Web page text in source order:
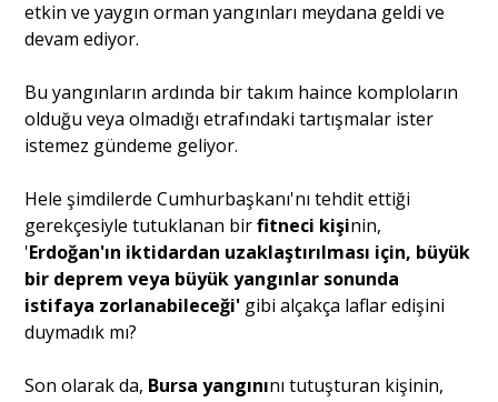
etkin ve yaygın orman yangınları meydana geldi ve
devam ediyor.
Bu yangınların ardında bir takım haince komploların
olduğu veya olmadığı etrafındaki tartışmalar ister
istemez gündeme geliyor.
Hele şimdilerde Cumhurbaşkanı'nı tehdit ettiği
gerekçesiyle tutuklanan birfitneci kişinin,
'Erdoğan'ın iktidardan uzaklaştırılması için, büyük
bir deprem veya büyük yangınlar sonunda
istifaya zorlanabileceği' gibi alçakça laflar edişini
duymadık mı?
Son olarak da, Bursa yangınını tutuşturan kişinin,